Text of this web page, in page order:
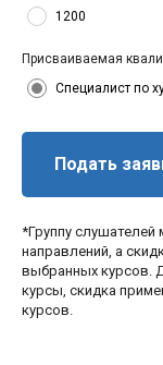
1200
Присваиваемая
Подать
*Группу
направлений, а
выбранных курсов.
курсы, скидка
курсов.